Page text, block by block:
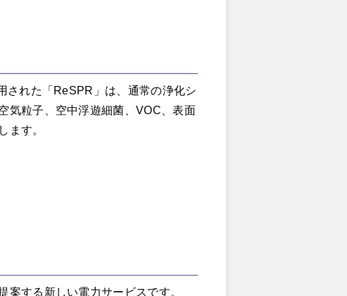
された「ReSPR」は、通常の浄化シ
気粒子、空中浮遊細菌、VOC、表面
ます。
案する新しい電力サービスです。